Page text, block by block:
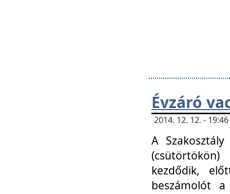
Évzáró
2014. 12. 12. -
A
kezdődik,
beszámolót